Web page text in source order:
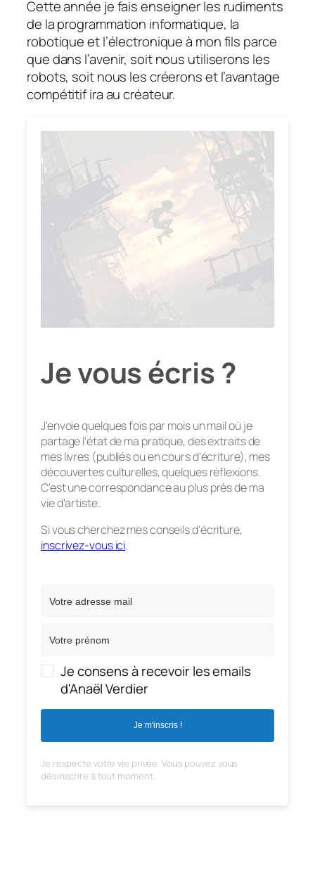
Cette année je fais enseigner les rudiments
de la programmation informatique, la
robotique et l’électronique à mon fils parce
que dans l’avenir, soit nous utiliserons les
robots, soit nous les créerons et l’avantage
compétitif ira au créateur.
Je vous écris ?
J'envoie quelques fois par mois un mail où je
partage l'état de ma pratique, des extraits de
mes livres (publiés ou en cours d'écriture), mes
découvertes culturelles, quelques réflexions.
C'est une correspondance au plus près de ma
vie d'artiste.
Si vous cherchez mes conseils d'écriture,
inscrivez-vous ici.
Je consens à recevoir les emails
d'Anaël Verdier
Je m'inscris !
Je respecte votre vie privée. Vous pouvez vous
désinscrire à tout moment.